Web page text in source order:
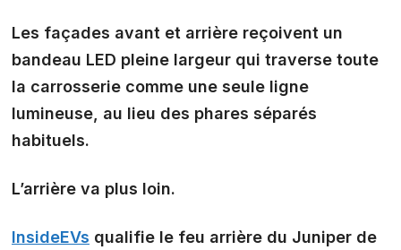
Les façades avant et arrière reçoivent un
bandeau LED pleine largeur qui traverse toute
la carrosserie comme une seule ligne
lumineuse, au lieu des phares séparés
habituels.
L’arrière va plus loin.
InsideEVs qualifie le feu arrière du Juniper de